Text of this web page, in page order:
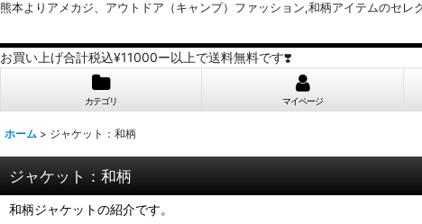
熊本よりアメカジ、アウトドア（キャンプ）ファッション,和柄アイテムのセ
お買い上げ合計税込¥11000ー以上で送料無料です❣️
カテゴリ マイページ
ホーム > ジャケット：和柄
ジャケット：和柄
和柄ジャケットの紹介です。